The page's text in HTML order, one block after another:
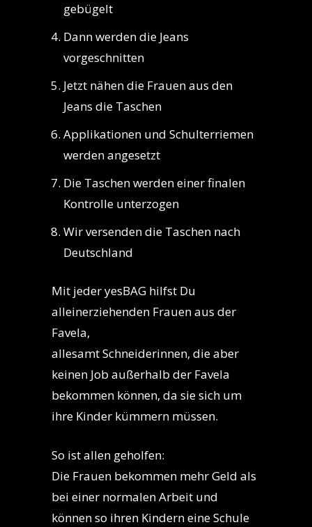
gebügelt
Dann werden die Jeans
vorgeschnitten
Jetzt nähen die Frauen aus den
Jeans die Taschen
Applikationen und Schulterriemen
werden angesetzt
Die Taschen werden einer finalen
Kontrolle unterzogen
Wir versenden die Taschen nach
Deutschland
Mit jeder yesBAG hilfst Du
alleinerziehenden Frauen aus der
Favela,
allesamt Schneiderinnen, die aber
keinen Job außerhalb der Favela
bekommen können, da sie sich um
ihre Kinder kümmern müssen.
So ist allen geholfen:
Die Frauen bekommen mehr Geld als
bei einer normalen Arbeit und
können so ihren Kindern eine Schule